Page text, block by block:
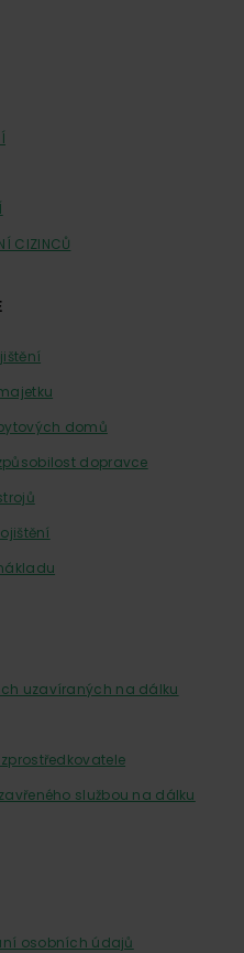
CIZINCŮ
domů
dopravce
uzavíraných na dálku
službou na dálku
osobních údajů